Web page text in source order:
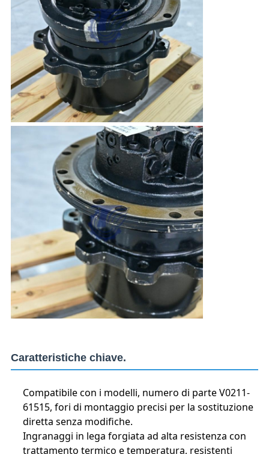
Caratteristiche chiave.
Compatibile con i modelli, numero di parte V0211-
61515, fori di montaggio precisi per la sostituzione
diretta senza modifiche.
Ingranaggi in lega forgiata ad alta resistenza con
trattamento termico e temperatura, resistenti